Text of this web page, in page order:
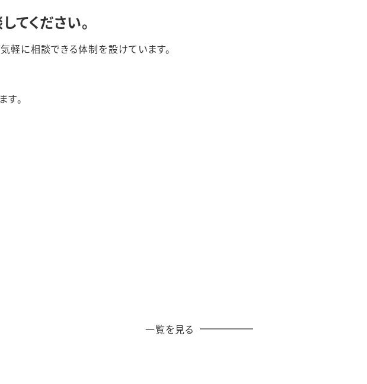
てください。
軽に相談できる体制を設けています。
す。
一覧を見る